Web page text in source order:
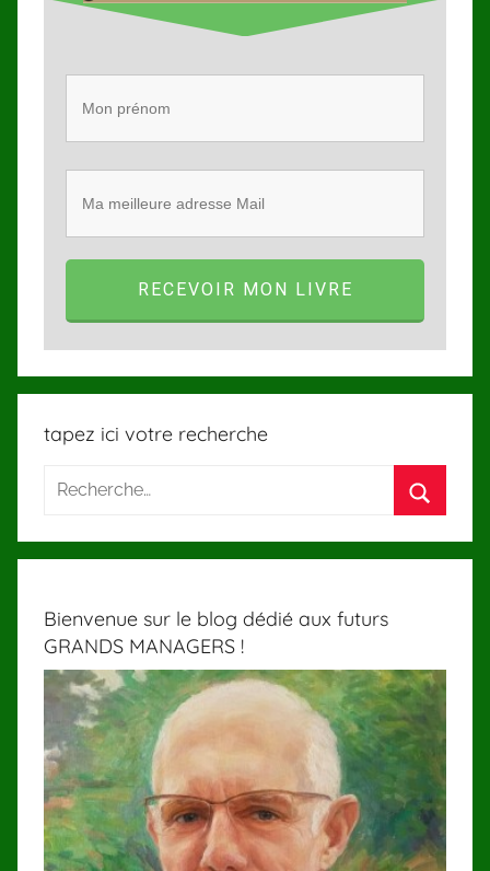
RECEVOIR MON LIVRE
tapez ici votre recherche
Bienvenue sur le blog dédié aux futurs
GRANDS MANAGERS !